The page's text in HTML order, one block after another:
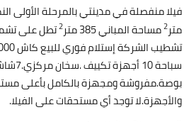
فيلا منفصلة في مدينتي بالمرحلة الأولى
متر2مساحة المباني 385 متر 2
بوصة.مفروشة ومجهزة بالكامل بأعلى
والأجهزة.لا توجد أي مستحقات على الفيلا.